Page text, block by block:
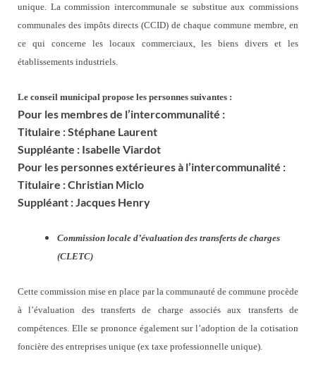
unique. La commission intercommunale se substitue aux commissions
communales des impôts directs (CCID) de chaque commune membre, en
ce qui concerne les locaux commerciaux, les biens divers et les
établissements industriels.
Le conseil municipal propose les personnes suivantes :
Pour les membres de l’intercommunalité :
Titulaire : Stéphane Laurent
Suppléante : Isabelle Viardot
Pour les personnes extérieures à l’intercommunalité :
Titulaire : Christian Miclo
Suppléant : Jacques Henry
Commission locale d’évaluation des transferts de charges
(CLETC)
Cette commission mise en place par la communauté de commune procède
à l’évaluation des transferts de charge associés aux transferts de
compétences. Elle se prononce également sur l’adoption de la cotisation
foncière des entreprises unique (ex taxe professionnelle unique).